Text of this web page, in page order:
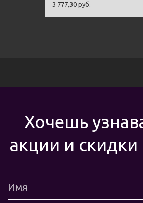
3 777,30 руб.
Хочешь
акции и